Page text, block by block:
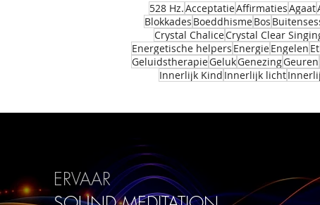
528 Hz.AcceptatieAffirmatiesAgaat
Blokkades BoeddhismeBos
Crystal ChaliceCrystal Clear
Energetische helpers EnergieEngelen
GeluidstherapieGelukGenezingGeuren
Innerlijk Kind Innerlijk licht
ERVAAR